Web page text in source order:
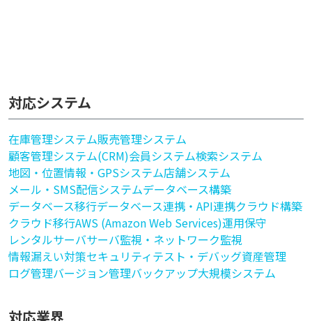
対応システム
在庫管理システム販売管理システム
顧客管理システム(CRM)会員システム検索システム
地図・位置情報・GPSシステム店舗システム
メール・SMS配信システムデータベース構築
データベース移行データベース連携・API連携クラウド構築
クラウド移行AWS (Amazon Web Services)運用保守
レンタルサーバサーバ監視・ネットワーク監視
情報漏えい対策セキュリティテスト・デバッグ資産管理
ログ管理バージョン管理バックアップ大規模システム
対応業界